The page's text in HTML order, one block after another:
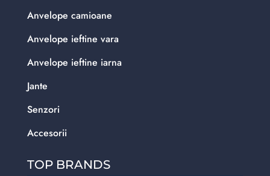
Anvelope camioane
Anvelope ieftine vara
Anvelope ieftine iarna
Jante
Senzori
Accesorii
TOP BRANDS